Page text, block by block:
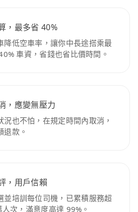
，最多省 40%
降低空車率，讓你中長途搭乘最
車資，省錢也省比價時間。
，應變無壓力
況也不怕，在規定時間內取消，
退款。
，用戶信賴
並培訓每位司機，已累積服務超
次，滿意度高達 99%。